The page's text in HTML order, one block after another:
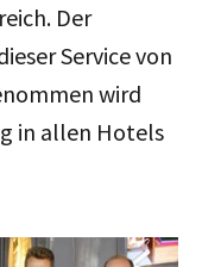
Der
Service von
wird
in allen Hotels